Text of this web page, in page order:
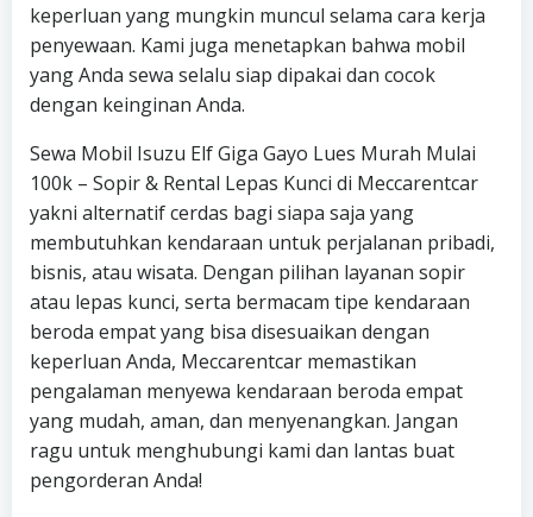
keperluan yang mungkin muncul selama cara kerja
penyewaan. Kami juga menetapkan bahwa mobil
yang Anda sewa selalu siap dipakai dan cocok
dengan keinginan Anda.
Sewa Mobil Isuzu Elf Giga Gayo Lues Murah Mulai
100k – Sopir & Rental Lepas Kunci di Meccarentcar
yakni alternatif cerdas bagi siapa saja yang
membutuhkan kendaraan untuk perjalanan pribadi,
bisnis, atau wisata. Dengan pilihan layanan sopir
atau lepas kunci, serta bermacam tipe kendaraan
beroda empat yang bisa disesuaikan dengan
keperluan Anda, Meccarentcar memastikan
pengalaman menyewa kendaraan beroda empat
yang mudah, aman, dan menyenangkan. Jangan
ragu untuk menghubungi kami dan lantas buat
pengorderan Anda!